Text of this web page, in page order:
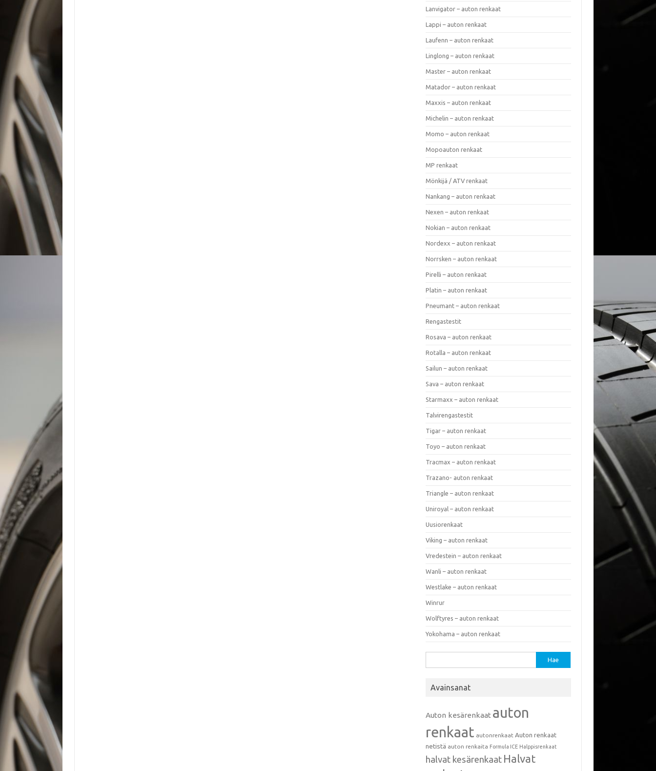
Lanvigator – auton renkaat
Lappi – auton renkaat
Laufenn – auton renkaat
Linglong – auton renkaat
Master – auton renkaat
Matador – auton renkaat
Maxxis – auton renkaat
Michelin – auton renkaat
Momo – auton renkaat
Mopoauton renkaat
MP renkaat
Mönkijä / ATV renkaat
Nankang – auton renkaat
Nexen – auton renkaat
Nokian – auton renkaat
Nordexx – auton renkaat
Norrsken – auton renkaat
Pirelli – auton renkaat
Platin – auton renkaat
Pneumant – auton renkaat
Rengastestit
Rosava – auton renkaat
Rotalla – auton renkaat
Sailun – auton renkaat
Sava – auton renkaat
Starmaxx – auton renkaat
Talvirengastestit
Tigar – auton renkaat
Toyo – auton renkaat
Tracmax – auton renkaat
Trazano- auton renkaat
Triangle – auton renkaat
Uniroyal – auton renkaat
Uusiorenkaat
Viking – auton renkaat
Vredestein – auton renkaat
Wanli – auton renkaat
Westlake – auton renkaat
Winrur
Wolftyres – auton renkaat
Yokohama – auton renkaat
Avainsanat
Auton kesärenkaat auton
renkaat autonrenkaat Auton renkaat
netistä auton renkaita Formula ICE Halppisrenkaat
halvat kesärenkaat Halvat